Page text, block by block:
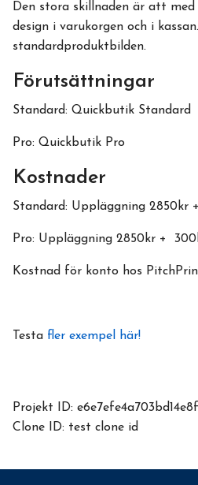
Den stora skillnaden är att med
design i varukorgen och i
standardproduktbilden.
Förutsättningar
Standard: Quickbutik Standard
Pro: Quickbutik Pro
Kostnader
Standard: Uppläggning 2850kr
Pro: Uppläggning 2850kr +
Kostnad för konto hos
Testa fler exempel här!
Projekt ID:
Clone ID: test clone id